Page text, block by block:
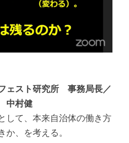
ェスト研究所　事務局長／
中村健
して、本来自治体の働き方
か、を考える。